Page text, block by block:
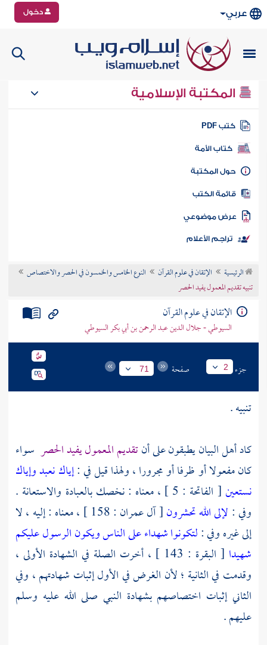
عربي دخول
المكتبة الإسلامية
كتب PDF
كتاب الأمة
المكتبة
الكتب
موضوعي
تراجم الأعلام
الرئيسية الإتقان في علوم القرآن
النوع الخامس والخمسون في الحصر والاختصاص
تنبيه تقديم المعمول يفيد الحصر
الإتقان في علوم القرآن
السيوطي - جلال الدين عبد الرحمن بن أبي بكر السيوطي
جزء 2 صفحة 71
تنبيه .
كاد أهل البيان يطبقون على أنتقديم المعمول يفيد الحصر سواء
كان مفعولا أو ظرفا أو مجرورا ، ولهذا قيل في :إياك نعبد وإياك
نستعين
[ الفاتحة : 5 ] ، معناه : نخصك بالعبادة والاستعانة .
وفي : لإلى الله تحشرون
[ آل عمران : 158 ] ، معناه : إليه ، لا
إلى غيره وفي :لتكونوا شهداء على الناس ويكون الرسول عليكم
شهيدا
[ البقرة : 143 ] ، أخرت الصلة في الشهادة الأولى ،
وقدمت في الثانية ؛ لأن الغرض في الأول إثبات شهادتهم ، وفي
الثاني إثبات اختصاصهم بشهادة النبي صلى الله عليه وسلم
عليهم .